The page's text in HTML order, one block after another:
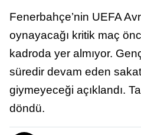
Fenerbahçe’nin UEFA
oynayacağı kritik maç
kadroda yer almıyor.
süredir devam eden
giymeyeceği açıklandı.
döndü.